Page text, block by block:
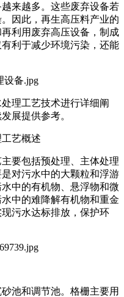
来越多。这些废弃设备若
因此，再生高压料产业的
利用废弃高压设备，制成
利于减少环境污染，还能
理工艺技术进行详细阐
展提供参考。
艺概述
要包括预处理、主体处理
对污水中的大颗粒和浮游
中的有机物、悬浮物和微
中的难降解有机物和重金
污水达标排放，保护环
池和调节池。格栅主要用